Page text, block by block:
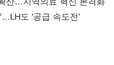
도 '공급 속도전'